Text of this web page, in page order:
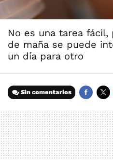
No es una tarea
de maña se puede
un día para otro
Sin comentarios